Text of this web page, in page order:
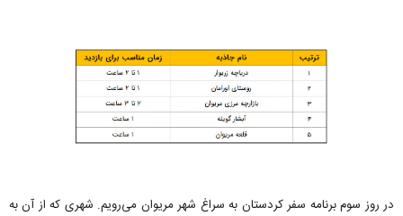
در روز سوم برنامه سفر کردستان به سراغ شهر مریوان می‌رویم. شهری که از آن به